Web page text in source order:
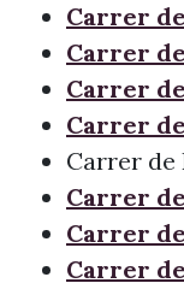
Carrer
Carrer
Carrer
Carrer
Carrer de
Carrer
Carrer
Carrer